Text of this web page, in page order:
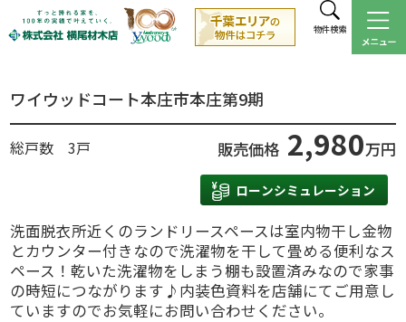
物件検索
ワイウッドコート本庄市本庄第9期
総戸数 3戸 販売価格 2,980万円
ローンシミュレーション
洗面脱衣所近くのランドリースペースは室内物干し金物
とカウンター付きなので洗濯物を干して畳める便利なス
ペース！乾いた洗濯物をしまう棚も設置済みなので家事
の時短につながります♪内装色資料を店舗にてご用意し
ていますのでお気軽にお問い合わせください。